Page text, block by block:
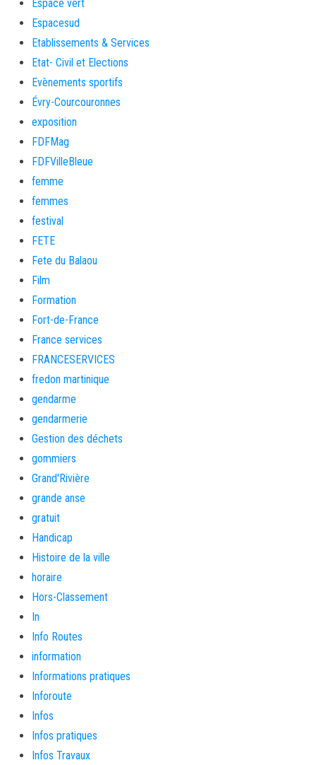
Espace vert
Espacesud
Etablissements & Services
Etat- Civil et Elections
Evènements sportifs
Évry-Courcouronnes
exposition
FDFMag
FDFVilleBleue
femme
femmes
festival
FETE
Fete du Balaou
Film
Formation
Fort-de-France
France services
FRANCESERVICES
fredon martinique
gendarme
gendarmerie
Gestion des déchets
gommiers
Grand'Rivière
grande anse
gratuit
Handicap
Histoire de la ville
horaire
Hors-Classement
In
Info Routes
information
Informations pratiques
Inforoute
Infos
Infos pratiques
Infos Travaux